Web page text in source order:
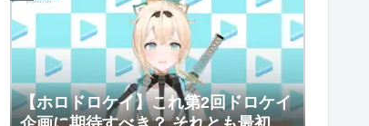
【ホロドロケイ】これ第2回ドロケイ